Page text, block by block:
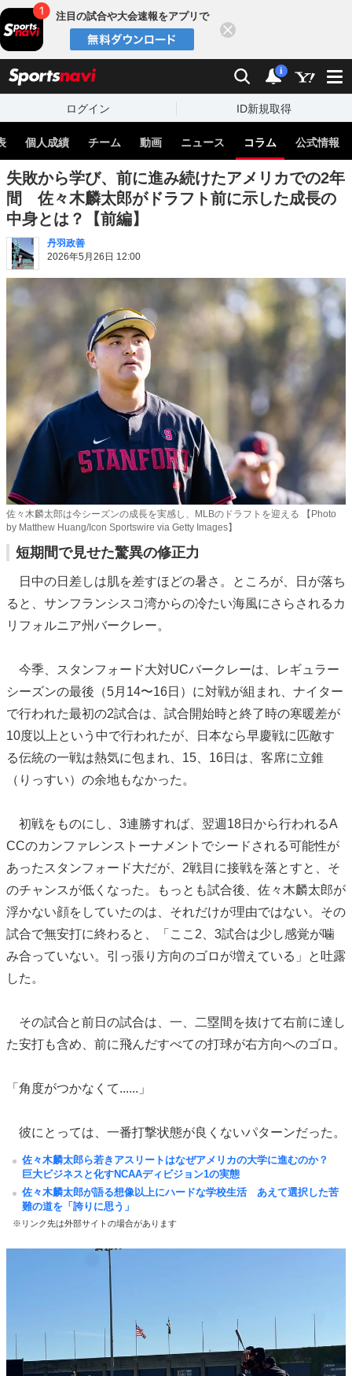
注目の試合や大会速報をアプリで
検索 通知
i
ログイン ID新規取得
個人成績 チーム 動画 ニュース コラム 公式情報
失敗から学び、前に進み続けたアメリカでの2年
間 佐々木麟太郎がドラフト前に示した成長の
中身とは？【前編】
丹羽政善
2026年5月26日 12:00
佐々木麟太郎は今シーズンの成長を実感し、MLBのドラフトを迎える 【Photo
by Matthew Huang/Icon Sportswire via Getty Images】
短期間で見せた驚異の修正力
日中の日差しは肌を差すほどの暑さ。ところが、日が落ち
ると、サンフランシスコ湾からの冷たい海風にさらされるカ
リフォルニア州バークレー。
今季、スタンフォード大対UCバークレーは、レギュラー
シーズンの最後（5月14〜16日）に対戦が組まれ、ナイター
で行われた最初の2試合は、試合開始時と終了時の寒暖差が
10度以上という中で行われたが、日本なら早慶戦に匹敵す
る伝統の一戦は熱気に包まれ、15、16日は、客席に立錐
（りっすい）の余地もなかった。
初戦をものにし、3連勝すれば、翌週18日から行われるA
CCのカンファレンストーナメントでシードされる可能性が
あったスタンフォード大だが、2戦目に接戦を落とすと、そ
のチャンスが低くなった。もっとも試合後、佐々木麟太郎が
浮かない顔をしていたのは、それだけが理由ではない。その
試合で無安打に終わると、「ここ2、3試合は少し感覚が噛
み合っていない。引っ張り方向のゴロが増えている」と吐露
した。
その試合と前日の試合は、一、二塁間を抜けて右前に達し
た安打も含め、前に飛んだすべての打球が右方向へのゴロ。
「角度がつかなくて......」
彼にとっては、一番打撃状態が良くないパターンだった。
佐々木麟太郎ら若きアスリートはなぜアメリカの大学に進むのか？
巨大ビジネスと化すNCAAディビジョン1の実態
佐々木麟太郎が語る想像以上にハードな学校生活 あえて選択した苦
難の道を「誇りに思う」
※リンク先は外部サイトの場合があります